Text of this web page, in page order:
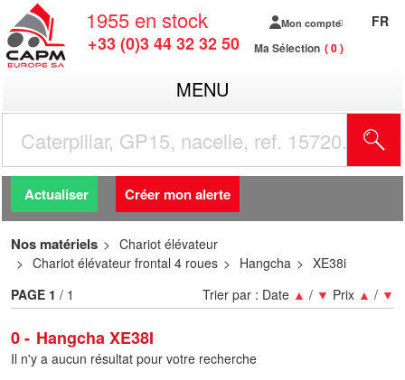
1955 en stock
+33 (0)3 44 32 32 50
Mon compte
Ma Sélection 0
FR
MENU
Actualiser Créer mon alerte
Nos matériels
Chariot élévateur
Chariot élévateur frontal 4 roues
Hangcha XE38i
0 Hangcha XE38I
Trier par : Date ▲ / ▼ Prix ▲ / ▼
PAGE 1 / 1
Il n'y a aucun résultat pour votre recherche